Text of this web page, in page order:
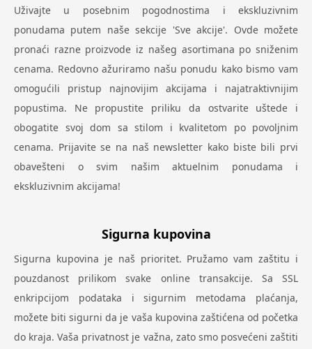
Uživajte u posebnim pogodnostima i ekskluzivnim
ponudama putem naše sekcije 'Sve akcije'. Ovde možete
pronaći razne proizvode iz našeg asortimana po sniženim
cenama. Redovno ažuriramo našu ponudu kako bismo vam
omogućili pristup najnovijim akcijama i najatraktivnijim
popustima. Ne propustite priliku da ostvarite uštede i
obogatite svoj dom sa stilom i kvalitetom po povoljnim
cenama. Prijavite se na naš newsletter kako biste bili prvi
obavešteni o svim našim aktuelnim ponudama i
ekskluzivnim akcijama!
Sigurna kupovina
Sigurna kupovina je naš prioritet. Pružamo vam zaštitu i
pouzdanost prilikom svake online transakcije. Sa SSL
enkripcijom podataka i sigurnim metodama plaćanja,
možete biti sigurni da je vaša kupovina zaštićena od početka
do kraja. Vaša privatnost je važna, zato smo posvećeni zaštiti